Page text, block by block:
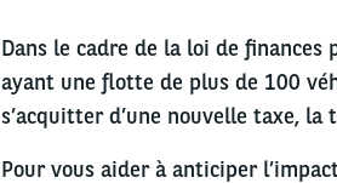
Dans le cadre de la loi de finances
ayant une flotte de plus de 100
s’acquitter d’une nouvelle taxe, la
Pour vous aider à anticiper